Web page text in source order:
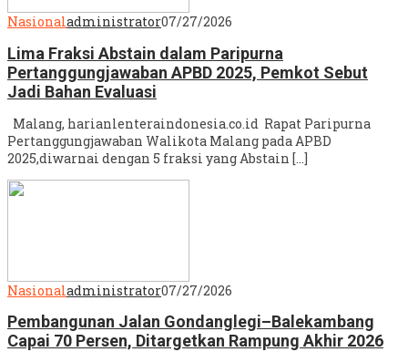
Nasionaladministrator07/27/2026
Lima Fraksi Abstain dalam Paripurna
Pertanggungjawaban APBD 2025, Pemkot Sebut
Jadi Bahan Evaluasi
Malang, harianlenteraindonesia.co.id Rapat Paripurna
Pertanggungjawaban Walikota Malang pada APBD
2025,diwarnai dengan 5 fraksi yang Abstain […]
Nasionaladministrator07/27/2026
Pembangunan Jalan Gondanglegi–Balekambang
Capai 70 Persen, Ditargetkan Rampung Akhir 2026